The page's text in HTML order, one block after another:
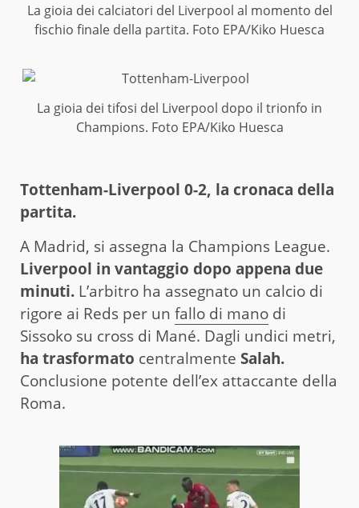
La gioia dei calciatori del Liverpool al momento del
fischio finale della partita. Foto EPA/Kiko Huesca
La gioia dei tifosi del Liverpool dopo il trionfo in
Champions. Foto EPA/Kiko Huesca
Tottenham-Liverpool 0-2, la cronaca della
partita.
A Madrid, si assegna la Champions League.
Liverpool in vantaggio dopo appena due
minuti. L’arbitro ha assegnato un calcio di
rigore ai Reds per un fallo di mano di
Sissoko su cross di Mané. Dagli undici metri,
ha trasformato centralmente Salah.
Conclusione potente dell’ex attaccante della
Roma.